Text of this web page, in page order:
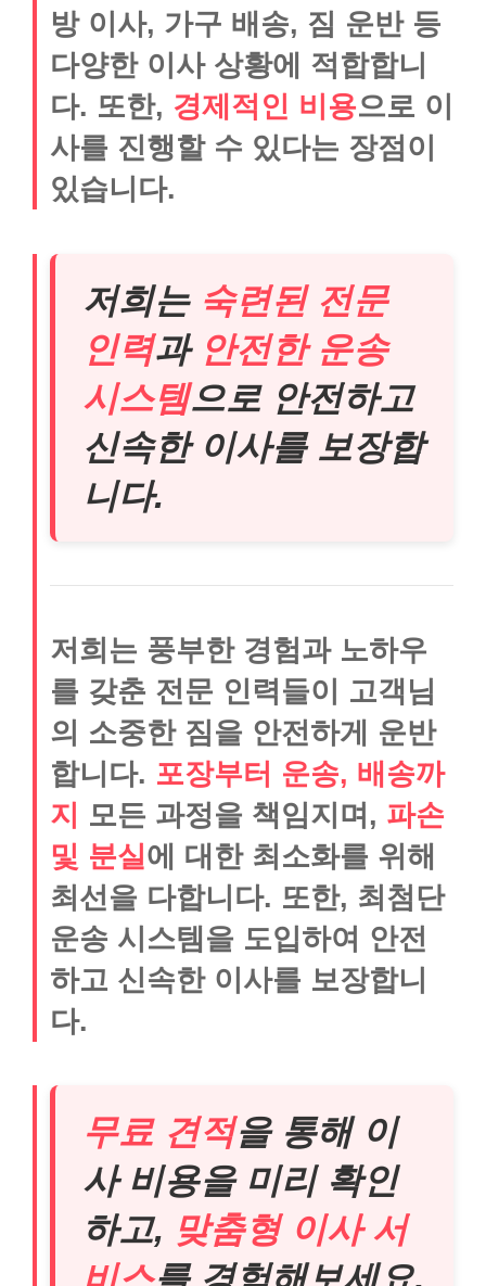
방 이사, 가구 배송, 짐 운반 등
다양한 이사 상황에 적합합니
다. 또한, 경제적인 비용으로 이
사를 진행할 수 있다는 장점이
있습니다.
저희는 숙련된 전문
인력과 안전한 운송
시스템으로 안전하고
신속한 이사를 보장합
니다.
저희는 풍부한 경험과 노하우
를 갖춘 전문 인력들이 고객님
의 소중한 짐을 안전하게 운반
합니다. 포장부터 운송, 배송까
지 모든 과정을 책임지며, 파손
및 분실에 대한 최소화를 위해
최선을 다합니다. 또한, 최첨단
운송 시스템을 도입하여 안전
하고 신속한 이사를 보장합니
다.
무료 견적을 통해 이
사 비용을 미리 확인
하고, 맞춤형 이사 서